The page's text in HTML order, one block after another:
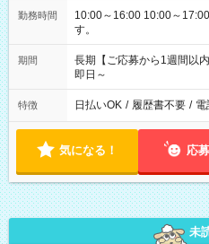
勤務時間
10:00～16:00 10:00～17:00 ※表記のうち実働5時間から6時間で
す。
期間
長期【ご応募から1週間以
即日～
特徴 日払いOK / 履歴書不要 / 電
気になる！ 応
未